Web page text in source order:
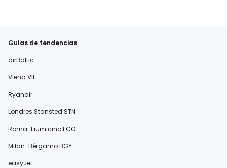
Guías de tendencias
airBaltic
Viena VIE
Ryanair
Londres Stansted STN
Roma-Fiumicino FCO
Milán-Bérgamo BGY
easyJet